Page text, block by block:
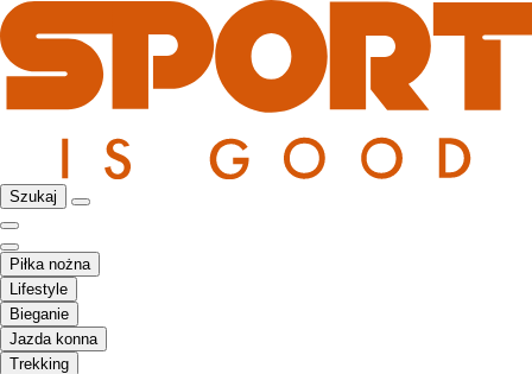
Szukaj
Piłka nożna
Lifestyle
Bieganie
Jazda konna
Trekking